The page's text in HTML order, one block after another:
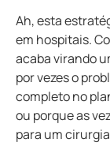
Ah, esta
em hospitais.
acaba virando
por vezes o
completo no
ou porque as
para um